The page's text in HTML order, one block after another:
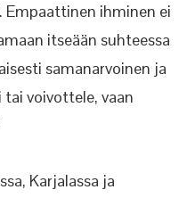
ihminen ei
itseään suhteessa
samanarvoinen ja
tai voivottele, vaan
Karjalassa ja